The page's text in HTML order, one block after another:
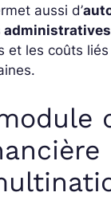
aussi d’
administratives
et les coûts